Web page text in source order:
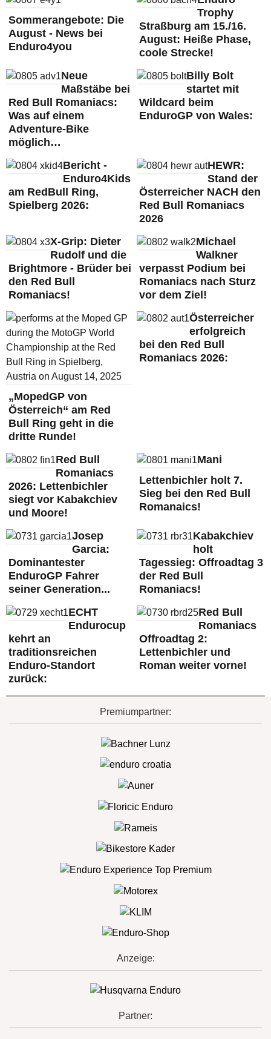
Sommerangebote: Die
August - News bei
Enduro4you
Trophy
Straßburg am 15./16.
August: Heiße Phase,
coole Strecke!
Neue
Maßstäbe bei
Red Bull Romaniacs:
Was auf einem
Adventure-Bike
möglich…
Billy Bolt
startet mit
Wildcard beim
EnduroGP von Wales:
Bericht -
Enduro4Kids
am RedBull Ring,
Spielberg 2026:
HEWR:
Stand der
Österreicher NACH den
Red Bull Romaniacs
2026
X-Grip: Dieter
Rudolf und die
Brightmore - Brüder bei
den Red Bull
Romaniacs!
Michael
Walkner
verpasst Podium bei
Romaniacs nach Sturz
vor dem Ziel!
„MopedGP von
Österreich“ am Red
Bull Ring geht in die
dritte Runde!
Österreicher
erfolgreich
bei den Red Bull
Romaniacs 2026:
Red Bull
Romaniacs
2026: Lettenbichler
siegt vor Kabakchiev
und Moore!
Mani
Lettenbichler holt 7.
Sieg bei den Red Bull
Romanaics!
Josep
Garcia:
Dominantester
EnduroGP Fahrer
seiner Generation...
Kabakchiev
holt
Tagessieg: Offroadtag 3
der Red Bull
Romaniacs!
ECHT
Endurocup
kehrt an
traditionsreichen
Enduro-Standort
zurück:
Red Bull
Romaniacs
Offroadtag 2:
Lettenbichler und
Roman weiter vorne!
Premiumpartner:
Anzeige:
Partner: